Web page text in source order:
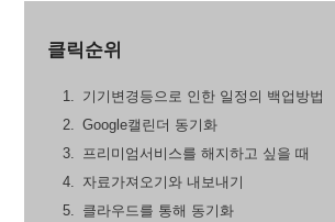
클릭순위
기기변경등으로 인한 일정의 백업방법
Google캘린더 동기화
프리미엄서비스를 해지하고 싶을 때
자료가져오기와 내보내기
클라우드를 통해 동기화